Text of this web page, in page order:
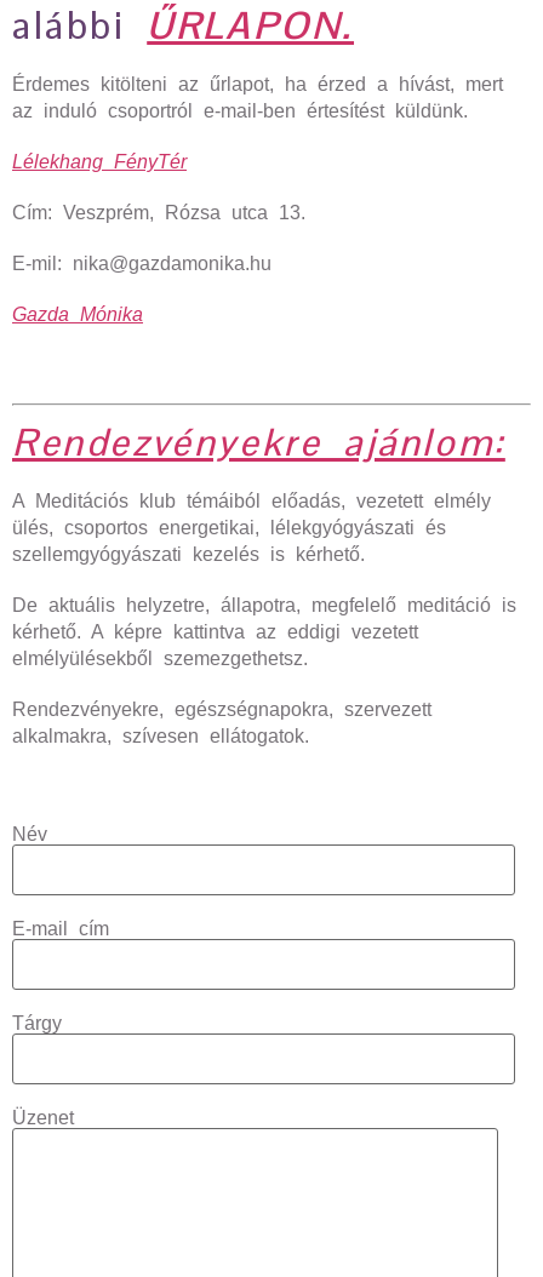
alábbi ŰRLAPON.
Érdemes kitölteni az űrlapot, ha érzed a hívást, mert
az induló csoportról e-mail-ben értesítést küldünk.
Lélekhang FényTér
Cím: Veszprém, Rózsa utca 13.
E-mil: nika@gazdamonika.hu
Gazda Mónika
Rendezvényekre ajánlom:
A Meditációs klub témáiból előadás, vezetett elmély
ülés, csoportos energetikai, lélekgyógyászati és
szellemgyógyászati kezelés is kérhető.
De aktuális helyzetre, állapotra, megfelelő meditáció is
kérhető. A képre kattintva az eddigi vezetett
elmélyülésekből szemezgethetsz.
Rendezvényekre, egészségnapokra, szervezett
alkalmakra, szívesen ellátogatok.
Név
E-mail cím
Tárgy
Üzenet